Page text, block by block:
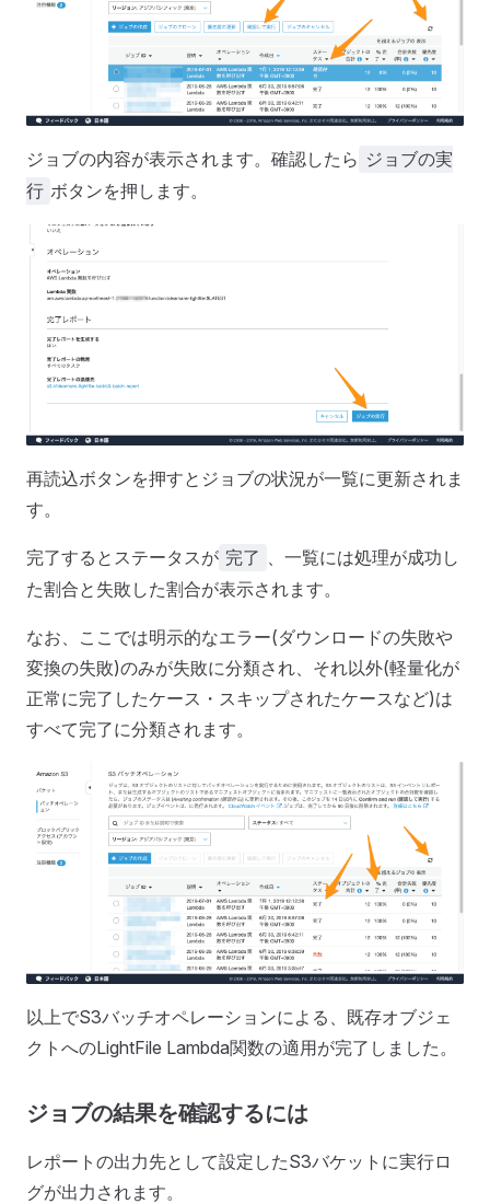
ジョブの内容が表示されます。確認したら ジョブの実
行 ボタンを押します。
再読込ボタンを押すとジョブの状況が一覧に更新されま
す。
完了するとステータスが 完了 、一覧には処理が成功し
た割合と失敗した割合が表示されます。
なお、ここでは明示的なエラー(ダウンロードの失敗や
変換の失敗)のみが失敗に分類され、それ以外(軽量化が
正常に完了したケース・スキップされたケースなど)は
すべて完了に分類されます。
以上でS3バッチオペレーションによる、既存オブジェ
クトへのLightFile Lambda関数の適用が完了しました。
ジョブの結果を確認するには
レポートの出力先として設定したS3バケットに実行ロ
グが出力されます。